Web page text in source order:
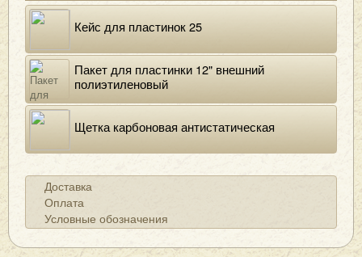
Кейс для пластинок 25
Пакет для пластинки 12" внешний
полиэтиленовый
Щетка карбоновая антистатическая
Доставка
Оплата
Условные обозначения